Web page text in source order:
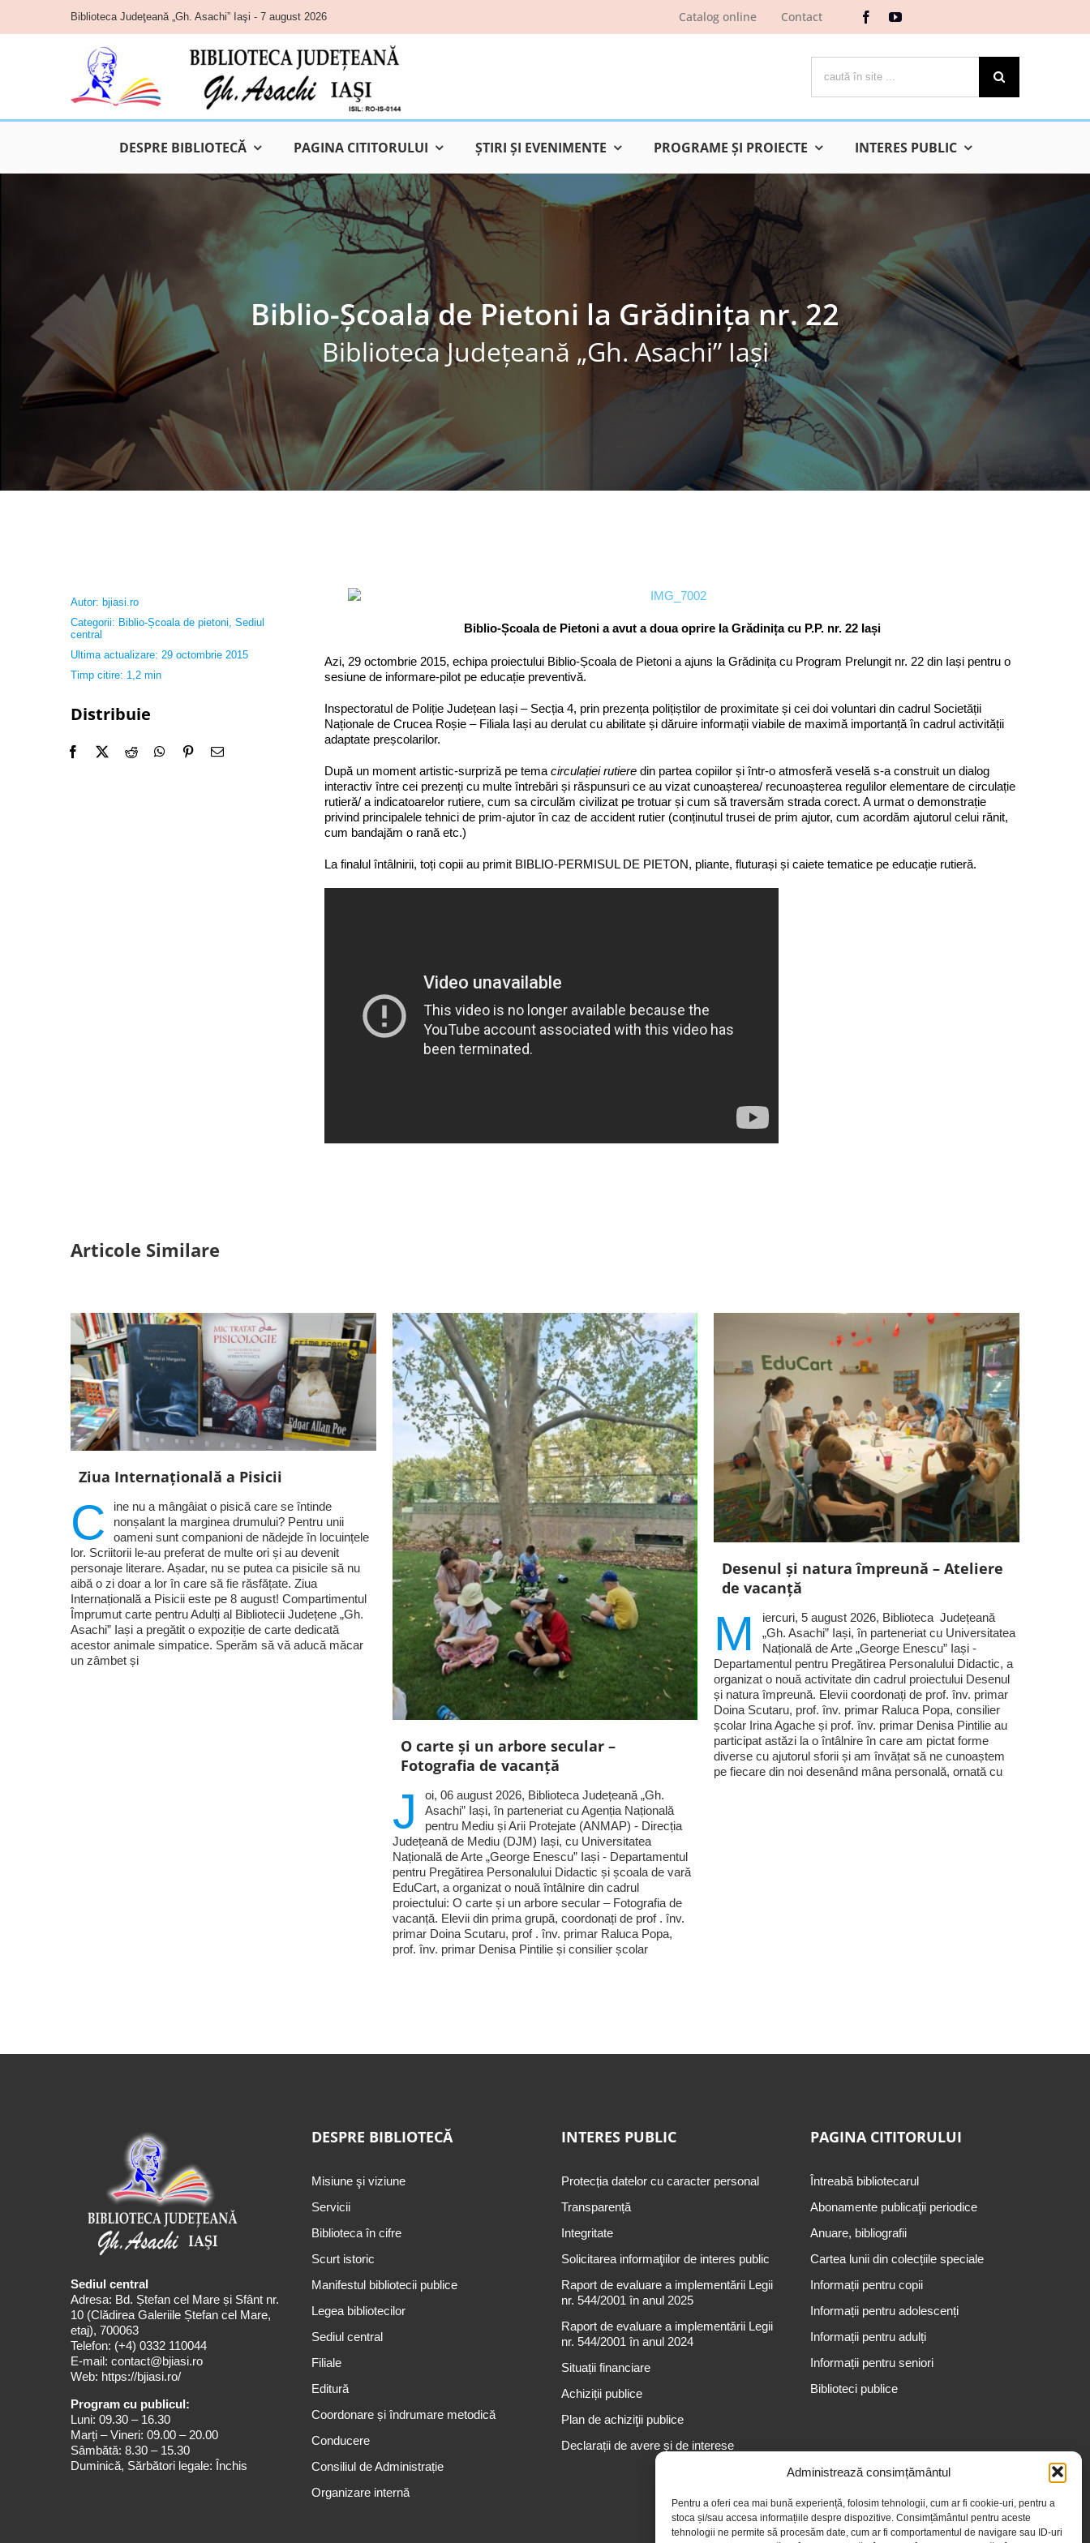
Administrează consimțământul
Pentru a oferi cea mai bună experiență, folosim tehnologii, cum ar fi cookie-uri, pentru a
stoca și/sau accesa informațiile despre dispozitive. Consimțământul pentru aceste
tehnologii ne permite să procesăm date, cum ar fi comportamentul de navigare sau ID-uri
content
Biblioteca Judeţeană „Gh. Asachi” Iaşi - 7 august 2026 Catalog online Contact
DESPRE BIBLIOTECĂ PAGINA CITITORULUI ŞTIRI ŞI EVENIMENTE PROGRAME ŞI PROIECTE INTERES PUBLIC
Biblio-Școala de Pietoni la Grădinița nr. 22
Biblioteca Judeţeană „Gh. Asachi” Iaşi
Autor: bjiasi.ro
Categorii: Biblio-Școala de pietoni, Sediul
central
Ultima actualizare: 29 octombrie 2015
Timp citire: 1,2 min
Distribuie
Biblio-Școalade Pietoni a avut a douaoprire la Grădinița cu P.P. nr. 22 Iași
Azi, 29 octombrie 2015, echipa proiectului Biblio-Școala de Pietoni a ajuns la Grădinița cu Program Prelungit nr. 22 din Iași pentru o
sesiune de informare-pilot pe educație preventivă.
Inspectoratul de Poliție Județean Iași – Secția 4, prin prezența polițiștilor de proximitate și cei doi voluntari din cadrul Societății
Naționale de Crucea Roșie – Filiala Iași au derulat cu abilitate și dăruire informații viabile de maximă importanță în cadrul activității
adaptate preșcolarilor.
După un moment artistic-surpriză pe temacirculației rutiere din partea copiilor și într-o atmosferă veselă s-a construit un dialog
interactiv între cei prezenți cu multe întrebări și răspunsuri ce au vizat cunoașterea/ recunoașterea regulilor elementare de circulație
rutieră/ a indicatoarelor rutiere, cum sa circulăm civilizat pe trotuar și cum să traversăm strada corect. A urmat o demonstrație
privind principalele tehnici de prim-ajutor în caz de accident rutier (conținutul trusei de prim ajutor, cum acordăm ajutorul celui rănit,
cum bandajăm o rană etc.)
La finalul întâlnirii, toți copii au primit BIBLIO-PERMISUL DE PIETON, pliante, fluturași și caiete tematice pe educație rutieră.
Articole Similare
Ziua Internațională a Pisicii
C
ine nu a mângâiat o pisică care se întinde
nonșalant la marginea drumului? Pentru unii
oameni sunt companioni de nădejde în locuințele
lor. Scriitorii le-au preferat de multe ori și au devenit
personaje literare. Așadar, nu se putea ca pisicile să nu
aibă o zi doar a lor în care să fie răsfățate. Ziua
Internațională a Pisicii este pe 8 august! Compartimentul
Împrumut carte pentru Adulți al Bibliotecii Județene „Gh.
Asachi” Iași a pregătit o expoziție de carte dedicată
acestor animale simpatice. Sperăm să vă aducă măcar
un zâmbet și
O carte și un arbore secular –
Fotografia de vacanță
J
oi, 06 august 2026, Biblioteca Județeană „Gh.
Asachi” Iași, în parteneriat cu Agenția Națională
pentru Mediu și Arii Protejate (ANMAP) - Direcția
Județeană de Mediu (DJM) Iași, cu Universitatea
Națională de Arte „George Enescu” Iași - Departamentul
pentru Pregătirea Personalului Didactic și școala de vară
EduCart, a organizat o nouă întâlnire din cadrul
proiectului: O carte și un arbore secular – Fotografia de
vacanță. Elevii din prima grupă, coordonați de prof . înv.
primar Doina Scutaru, prof . înv. primar Raluca Popa,
prof. înv. primar Denisa Pintilie și consilier școlar
Desenul și natura împreună – Ateliere
de vacanță
M
iercuri, 5 august 2026, Biblioteca Județeană
„Gh. Asachi” Iași, în parteneriat cu Universitatea
Națională de Arte „George Enescu” Iași -
Departamentul pentru Pregătirea Personalului Didactic, a
organizat o nouă activitate din cadrul proiectului Desenul
și natura împreună. Elevii coordonați de prof. înv. primar
Doina Scutaru, prof. înv. primar Raluca Popa, consilier
școlar Irina Agache și prof. înv. primar Denisa Pintilie au
participat astăzi la o întâlnire în care am pictat forme
diverse cu ajutorul sforii și am învățat să ne cunoaștem
pe fiecare din noi desenând mâna personală, ornată cu
Sediul central
Adresa: Bd. Ștefan cel Mare și Sfânt nr.
10 (Clădirea Galeriile Ștefan cel Mare,
etaj), 700063
Telefon: (+4) 0332 110044
E-mail: contact@bjiasi.ro
Web: https://bjiasi.ro/
Program cu publicul:
Luni: 09.30 – 16.30
Marți – Vineri: 09.00 – 20.00
Sâmbătă: 8.30 – 15.30
Duminică, Sărbători legale: Închis
DESPRE BIBLIOTECĂ
Misiune şi viziune
Servicii
Biblioteca în cifre
Scurt istoric
Manifestul bibliotecii publice
Legea bibliotecilor
Sediul central
Filiale
Editură
Coordonare și îndrumare metodică
Conducere
Consiliul de Administrație
Organizare internă
INTERES PUBLIC
Protecția datelor cu caracter personal
Transparență
Integritate
Solicitarea informaţiilor de interes public
Raport de evaluare a implementării Legii
nr. 544/2001 în anul 2025
Raport de evaluare a implementării Legii
nr. 544/2001 în anul 2024
Situații financiare
Achiziții publice
Plan de achiziţii publice
Declarații de avere și de interese
PAGINA CITITORULUI
Întreabă bibliotecarul
Abonamente publicaţii periodice
Anuare, bibliografii
Cartea lunii din colecțiile speciale
Informații pentru copii
Informații pentru adolescenți
Informații pentru adulți
Informații pentru seniori
Biblioteci publice